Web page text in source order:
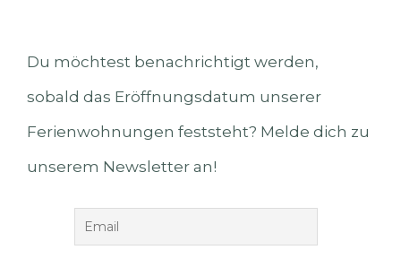
Du möchtest benachrichtigt werden,
sobald das Eröffnungsdatum unserer
Ferienwohnungen feststeht? Melde dich zu
unserem Newsletter an!